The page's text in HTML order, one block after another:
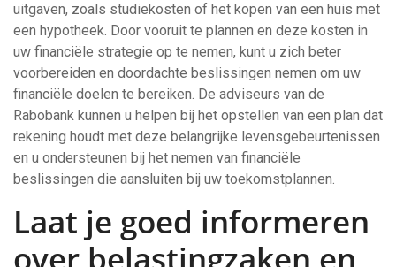
uitgaven, zoals studiekosten of het kopen van een huis met
een hypotheek. Door vooruit te plannen en deze kosten in
uw financiële strategie op te nemen, kunt u zich beter
voorbereiden en doordachte beslissingen nemen om uw
financiële doelen te bereiken. De adviseurs van de
Rabobank kunnen u helpen bij het opstellen van een plan dat
rekening houdt met deze belangrijke levensgebeurtenissen
en u ondersteunen bij het nemen van financiële
beslissingen die aansluiten bij uw toekomstplannen.
Laat je goed informeren
over belastingzaken en